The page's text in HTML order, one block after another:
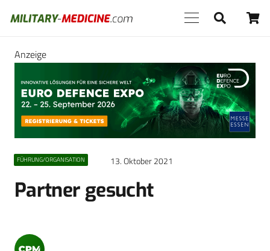
Anzeige
FÜHRUNG/ORGANISATION 13. Oktober 2021
Partner gesucht